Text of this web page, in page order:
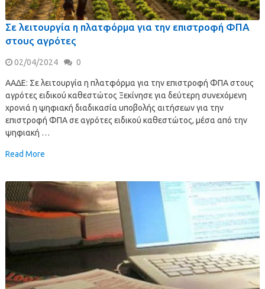
Σε λειτουργία η πλατφόρμα για την επιστροφή ΦΠΑ
στους αγρότες
02/04/2024 0
ΑΑΔΕ: Σε λειτουργία η πλατφόρμα για την επιστροφή ΦΠΑ στους
αγρότες ειδικού καθεστώτος Ξεκίνησε για δεύτερη συνεχόμενη
χρονιά η ψηφιακή διαδικασία υποβολής αιτήσεων για την
επιστροφή ΦΠΑ σε αγρότες ειδικού καθεστώτος, μέσα από την
ψηφιακή …
Read More